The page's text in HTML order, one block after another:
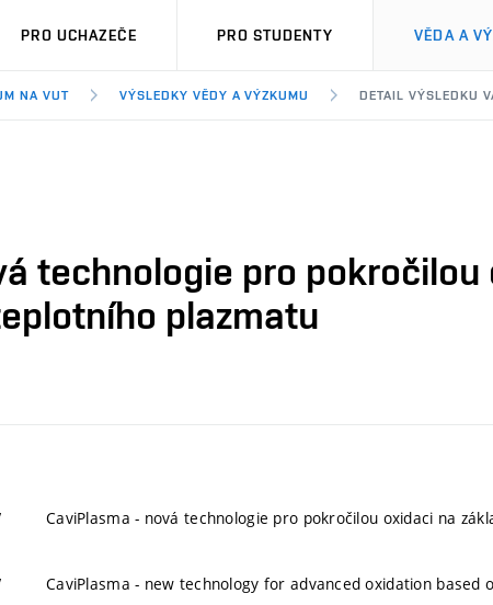
PRO UCHAZEČE PRO STUDENTY VĚDA A
NA VUT VÝSLEDKY VĚDY A VÝZKUMU DETAIL VÝSLEDKU
technologie pro
plazmatu
CaviPlasma - nová technologie pro pokročilou oxidaci na
CaviPlasma - new technology for advanced oxidation